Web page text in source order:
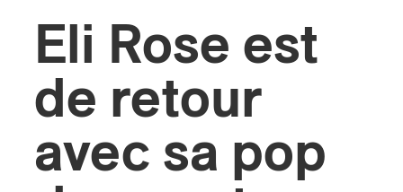
Eli Rose est
de retour
avec sa pop